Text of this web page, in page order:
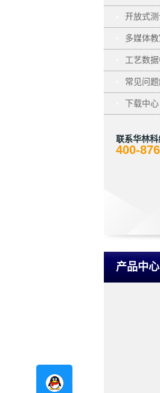
开放式
多媒体教
工艺数
常见问
下载中心
联系华林科
400-
产品中心
在线咨询